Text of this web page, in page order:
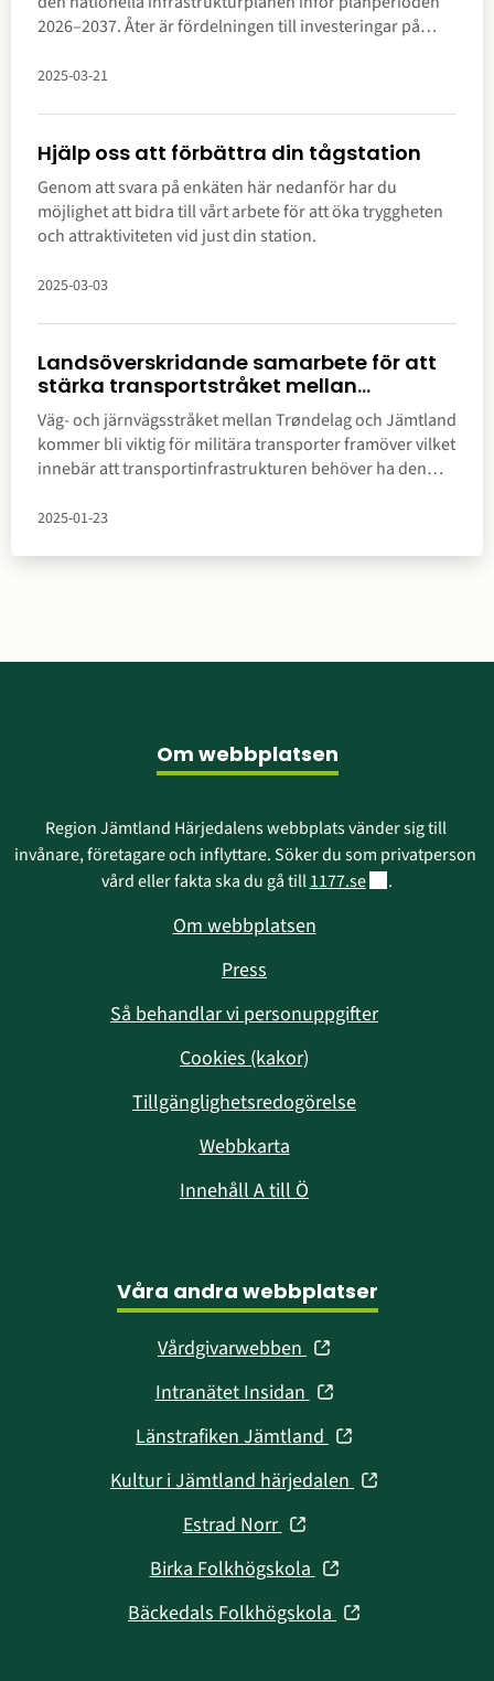
2026–2037. Åter är fördelningen till investeringar på
menar regionala utvecklingsnämndens ordförande
2025-03-21
Hjälp oss att förbättra din tågstation
Genom att svara på enkäten här nedanför har du
möjlighet att bidra till vårt arbete för att öka tryggheten
och attraktiviteten vid just din station.
2025-03-03
Landsöverskridande samarbete för att
stärka transportstråket mellan
Trøndelag och Jämtland Härjedalen
Väg- och järnvägsstråket mellan Trøndelag och Jämtland
kommer bli viktig för militära transporter framöver vilket
innebär att transportinfrastrukturen behöver ha den
nära samverkan med Trøndelag förs nu dialog med
2025-01-23
Om webbplatsen
Region Jämtland Härjedalens webbplats vänder sig till
invånare, företagare och inflyttare. Söker du som privatperson
vård eller fakta ska du gå till 1177.seLänk till annan
.
Om webbplatsen
Press
Så behandlar vi personuppgifter
Cookies (kakor)
Tillgänglighetsredogörelse
Webbkarta
Innehåll A till Ö
Våra andra webbplatser
Vårdgivarwebben (öppnas
nytt
fönster)
Intranätet Insidan (öppnas
nytt
fönster)
Länstrafiken Jämtland (öppnas
nytt
Kultur i Jämtland härjedalen (öppnas
Estrad Norr (öppnas
nytt
fönster)
Birka Folkhögskola (öppnas
nytt
Bäckedals Folkhögskola (öppnas